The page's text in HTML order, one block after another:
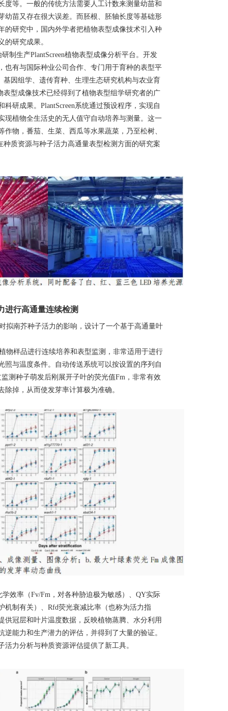
度等。 一般的传统方法需要人工计数来测量幼苗和
幼苗又存在很大误差。而胚根、胚轴长度等基础形
的研究中，国内外学者把植物表型成像技术引入种
研究成果。
研制生产PlantScreen植物表型成像分析平台。开发
也有与国际种业公司合作、专门用于育种的表型平
因组学、遗传育种、生理生态研究机构与农业育
表型成像技术已经得到了植物表型组学研究者的广
科研成果。 PlantScreen系统通过预设程序，实现自
现植物全生活史的无人值守自动培养与测量。这一
物，番茄、生菜、西瓜等水果蔬菜，乃至松树、
种质资源与种子活力高通量表型检测方面的研究案
进行高通量连续检测
拟南芥种子活力的影响，设计了一个基于高通量叶
物样品进行连续培养和表型监测，非常适用于进行
照与温度条件。自动传送系统可以按设置的序列自
测种子萌发后刚展开子叶的荧光值Fm ，非常有效
掉，从而使发芽率计算极为准确。
学效率（Fv/Fm ，对各种胁迫极为敏感）、 QY实际
机制有关）、 Rfd荧光衰减比率（也称为活力指
冠层和叶片温度数据，反映植物蒸腾、水分利用
能力和生产潜力的评估，并得到了大量的验证。
活力分析与种质资源评估提供了新工具。